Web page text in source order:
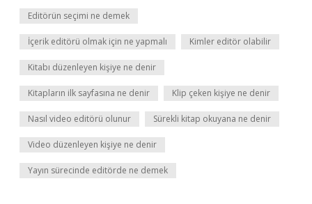
Editörün seçimi ne demek
İçerik editörü olmak için ne yapmalı Kimler editör olabilir
Kitabı düzenleyen kişiye ne denir
Kitapların ilk sayfasına ne denir Klip çeken kişiye ne denir
Nasıl video editörü olunur Sürekli kitap okuyana ne denir
Video düzenleyen kişiye ne denir
Yayın sürecinde editörde ne demek